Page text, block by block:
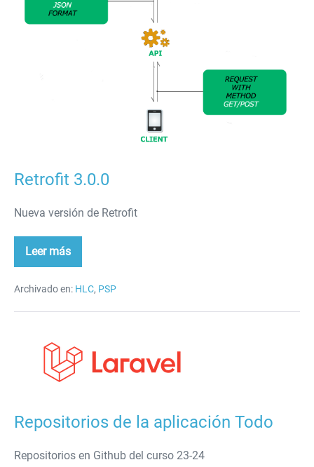
Retrofit 3.0.0
Nueva versión de Retrofit
Leer más
Retrofit
3.0.0
Archivado en: HLC, PSP
Repositorios de la aplicación Todo
Repositorios en Github del curso 23-24